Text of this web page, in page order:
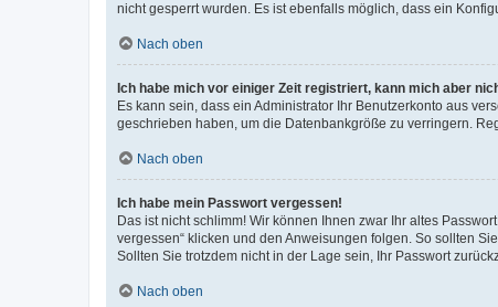
nicht gesperrt wurden. Es ist ebenfalls möglich, dass ein
Nach oben
Ich habe mich vor einiger Zeit registriert, kann mich aber
Es kann sein, dass ein Administrator Ihr Benutzerkonto aus
geschrieben haben, um die Datenbankgröße zu verringern.
Nach oben
Ich habe mein Passwort vergessen!
Das ist nicht schlimm! Wir können Ihnen zwar Ihr altes
vergessen“ klicken und den Anweisungen folgen. So sollten
Sollten Sie trotzdem nicht in der Lage sein, Ihr Passwort
Nach oben